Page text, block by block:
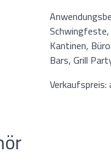
Kantinen,
Bars, Grill
Verkaufspreis: